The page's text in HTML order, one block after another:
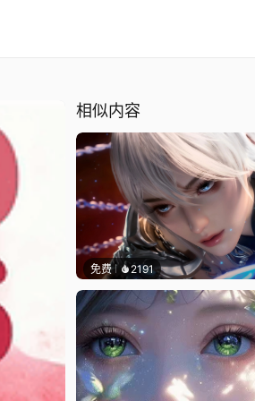
相似内容
免费 2191